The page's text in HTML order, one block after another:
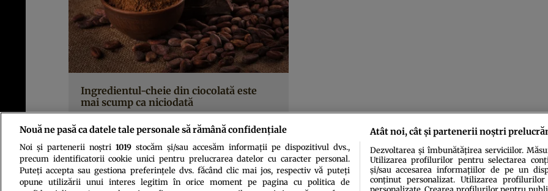
Ingredientul-cheie din ciocolată este
mai scump ca niciodată
Nouă ne pasă ca datele tale personale să rămână confidențiale
Noi și partenerii noștri 1019stocăm și/sau accesăm informații pe dispozitivul dvs.,
precum identificatorii cookie unici pentru prelucrarea datelor cu caracter personal.
Puteți accepta sau gestiona preferințele dvs. făcând clic mai jos, respectiv vă puteți
opune utilizării unui interes legitim în orice moment pe pagina cu politica de
Atât noi, cât și partenerii noștri
Dezvoltarea și îmbunătățirea serviciilor.
Utilizarea profilurilor pentru selectarea
și/sau accesarea informațiilor de pe un
conținut personalizat. Utilizarea
personalizate. Crearea profilurilor pentru